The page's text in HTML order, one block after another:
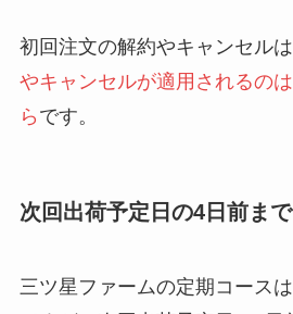
初回注文の解約やキャンセルは
やキャンセルが適用されるの
ら です。
次回出荷予定日の4日前ま
三ツ星ファームの定期コース